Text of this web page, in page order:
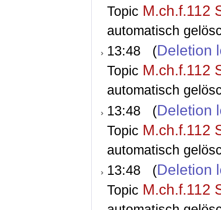
Topic M.ch.f.112
automatisch
13:48 (Deletion
Topic M.ch.f.112
automatisch
13:48 (Deletion
Topic M.ch.f.112
automatisch
13:48 (Deletion
Topic M.ch.f.112